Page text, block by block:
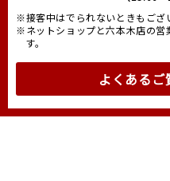
※接客中はでられないときもござ
※ネットショップと六本木店の営
す。
よくあるご